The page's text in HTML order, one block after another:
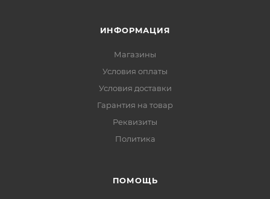
ИНФОРМАЦИЯ
Магазины
Условия оплаты
Условия доставки
Гарантия на товар
Реквизиты
Политика
ПОМОЩЬ